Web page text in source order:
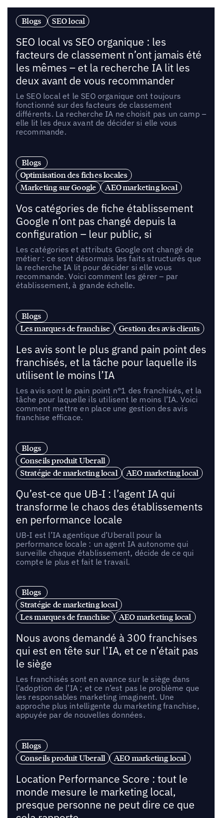
Blogs SEO local
SEO local vs SEO organique : les
facteurs de classement n’ont jamais été
les mêmes – et la recherche IA lit les
deux avant de vous recommander
Le SEO local et le SEO organique ont toujours
fonctionné sur des facteurs de classement
différents. La recherche IA ne choisit pas un camp –
elle lit les deux avant de décider si elle vous
recommande.
Blogs
Optimisation des fiches locales
Marketing sur Google
AEO marketing local
Vos catégories de fiche établissement
Google n’ont pas changé depuis la
configuration – leur public, si
Les catégories et attributs Google ont changé de
métier : ce sont désormais les faits structurés que
la recherche IA lit pour décider si elle vous
recommande. Voici comment les gérer – par
établissement, à grande échelle.
Blogs
Les marques de franchise
Gestion des avis clients
Les avis sont le plus grand pain point des
franchisés, et la tâche pour laquelle ils
utilisent le moins l’IA
Les avis sont le pain point n°1 des franchisés, et la
tâche pour laquelle ils utilisent le moins l’IA. Voici
comment mettre en place une gestion des avis
franchise efficace.
Blogs
Conseils produit Uberall
Stratégie de marketing local
AEO marketing local
Qu’est-ce que UB-I : l’agent IA qui
transforme le chaos des établissements
en performance locale
UB-I est l’IA agentique d’Uberall pour la
performance locale : un agent IA autonome qui
surveille chaque établissement, décide de ce qui
compte le plus et fait le travail.
Blogs
Stratégie de marketing local
Les marques de franchise
AEO marketing local
Nous avons demandé à 300 franchises
qui est en tête sur l’IA, et ce n’était pas
le siège
Les franchisés sont en avance sur le siège dans
l’adoption de l’IA ; et ce n’est pas le problème que
les responsables marketing imaginent. Une
approche plus intelligente du marketing franchise,
appuyée par de nouvelles données.
Blogs
Conseils produit Uberall
AEO marketing local
Location Performance Score : tout le
monde mesure le marketing local,
presque personne ne peut dire ce que